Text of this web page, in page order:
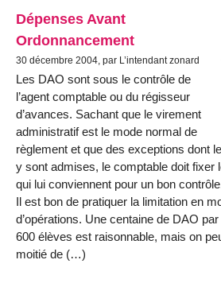
Dépenses Avant
Ordonnancement
30 décembre 2004, par L’intendant zonard
Les DAO sont sous le contrôle de
l’agent comptable ou du régisseur
d’avances. Sachant que le virement
administratif est le mode normal de
règlement et que des exceptions dont
y sont admises, le comptable doit fixer
qui lui conviennent pour un bon
Il est bon de pratiquer la limitation en
d’opérations. Une centaine de DAO
600 élèves est raisonnable, mais on
moitié de (…)